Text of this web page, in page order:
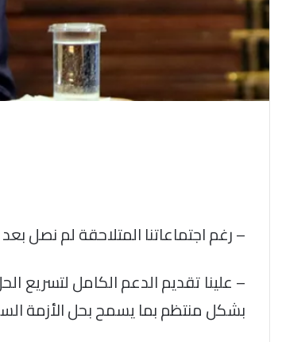
– رغم اجتماعاتنا المتلاحقة لم نصل
– علينا تقديم الدعم الكامل لتسريع
بشكل منتظم بما يسمح بحل الأزمة